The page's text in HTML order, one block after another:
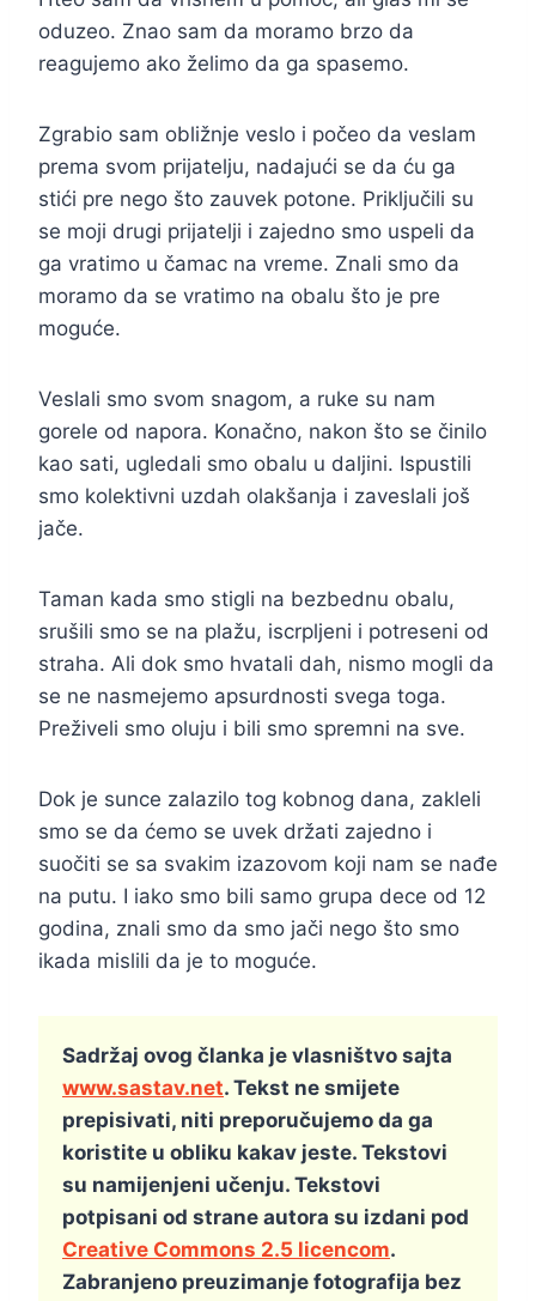
oduzeo. Znao sam da moramo brzo da
reagujemo ako želimo da ga spasemo.
Zgrabio sam obližnje veslo i počeo da veslam
prema svom prijatelju, nadajući se da ću ga
stići pre nego što zauvek potone. Priključili su
se moji drugi prijatelji i zajedno smo uspeli da
ga vratimo u čamac na vreme. Znali smo da
moramo da se vratimo na obalu što je pre
moguće.
Veslali smo svom snagom, a ruke su nam
gorele od napora. Konačno, nakon što se činilo
kao sati, ugledali smo obalu u daljini. Ispustili
smo kolektivni uzdah olakšanja i zaveslali još
jače.
Taman kada smo stigli na bezbednu obalu,
srušili smo se na plažu, iscrpljeni i potreseni od
straha. Ali dok smo hvatali dah, nismo mogli da
se ne nasmejemo apsurdnosti svega toga.
Preživeli smo oluju i bili smo spremni na sve.
Dok je sunce zalazilo tog kobnog dana, zakleli
smo se da ćemo se uvek držati zajedno i
suočiti se sa svakim izazovom koji nam se nađe
na putu. I iako smo bili samo grupa dece od 12
godina, znali smo da smo jači nego što smo
ikada mislili da je to moguće.
Sadržaj ovog članka je vlasništvo sajta
www.sastav.net. Tekst ne smijete
prepisivati, niti preporučujemo da ga
koristite u obliku kakav jeste. Tekstovi
su namijenjeni učenju. Tekstovi
potpisani od strane autora su izdani pod
Creative Commons 2.5 licencom.
Zabranjeno preuzimanje fotografija bez